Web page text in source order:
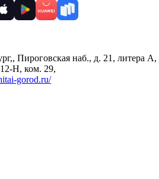
, Пироговская наб., д. 21, литера А,
Н, ком. 29,
gorod.ru/